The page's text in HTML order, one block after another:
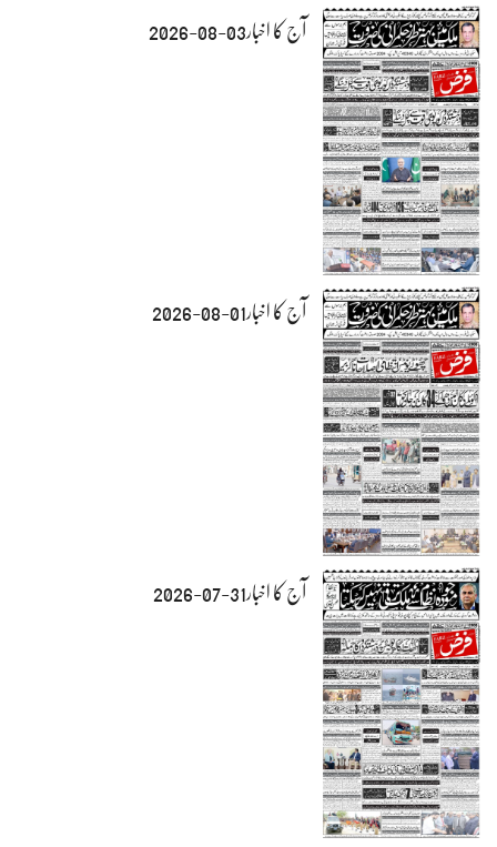
آج کا اخبار03-08-2026
آج کا اخبار01-08-2026
آج کا اخبار31-07-2026